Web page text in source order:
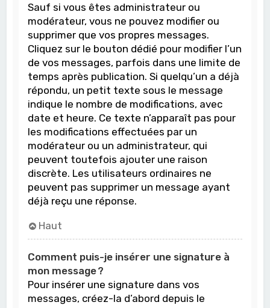
Sauf si vous êtes administrateur ou
modérateur, vous ne pouvez modifier ou
supprimer que vos propres messages.
Cliquez sur le bouton dédié pour modifier l’un
de vos messages, parfois dans une limite de
temps après publication. Si quelqu’un a déjà
répondu, un petit texte sous le message
indique le nombre de modifications, avec
date et heure. Ce texte n’apparaît pas pour
les modifications effectuées par un
modérateur ou un administrateur, qui
peuvent toutefois ajouter une raison
discrète. Les utilisateurs ordinaires ne
peuvent pas supprimer un message ayant
déjà reçu une réponse.
Haut
Comment puis-je insérer une signature à
mon message ?
Pour insérer une signature dans vos
messages, créez-la d’abord depuis le